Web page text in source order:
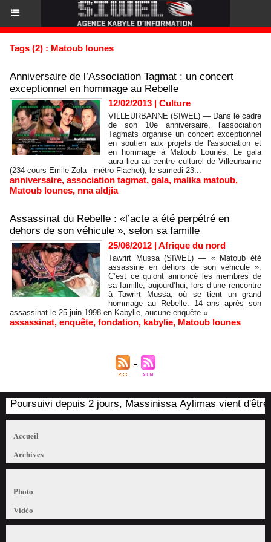
Tags (2) : Matoub lounes
Anniversaire de l’Association Tagmat : un concert
exceptionnel en hommage au Rebelle
12/02/2013 | Culture
VILLEURBANNE (SIWEL) — Dans le cadre
de son 10e anniversaire, l'association
Tagmats organise un concert exceptionnel
en soutien aux projets de l'association et
en hommage à Matoub Lounès. Le gala
aura lieu au centre culturel de Villeurbanne
(234 cours Emile Zola - métro Flachet), le samedi 23...
anniversaire, association tagmat, gala, malika matoub,
Matoub lounes, nna aldjia
Assassinat du Rebelle : «l’acte a été perpétré en
dehors de son véhicule », selon sa famille
25/06/2012 | Afrique du nord
Tawrirt Mussa (SIWEL) — « Matoub été
assassiné en dehors de son véhicule ».
C’est ce qu’ont annoncé les membres de
sa famille, aujourd’hui, lors d’une rencontre
à Tawrirt Mussa, où se tient un grand
hommage au Rebelle. 14 ans après son
assassinat le 25 juin 1998 en Kabylie, aucune enquête «...
assassinat, enquête, fondation, kabylie, Matoub lounes
Poursuivi depuis 2 jours, Massinissa Aylimas vient
Accueil
Archives
Photo
Vidéo